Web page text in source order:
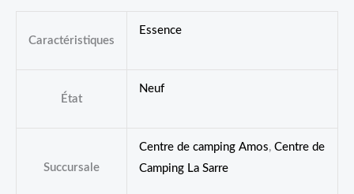
Caractéristiques
Essence
État
Neuf
Succursale
Centre de camping Amos, Centre de
Camping La Sarre